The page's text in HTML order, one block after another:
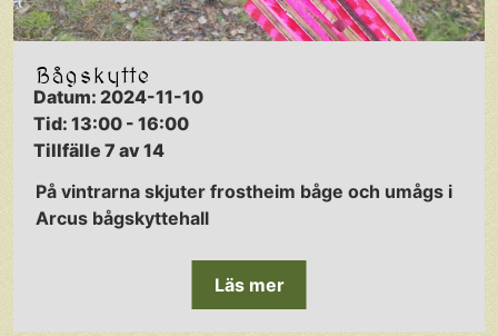
Bågskytte
Datum: 2024-11-10
Tid: 13:00 - 16:00
Tillfälle 7 av 14
På vintrarna skjuter frostheim båge och umågs i
Arcus bågskyttehall
Läs mer